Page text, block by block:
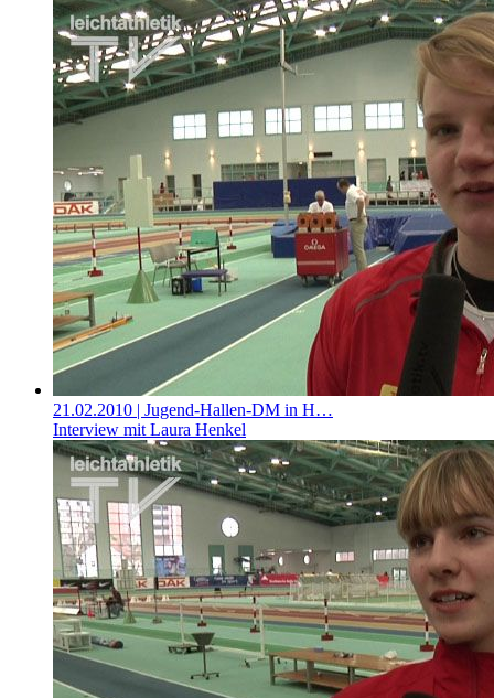
21.02.2010 | Jugend-Hallen-DM in H…
Interview mit Laura Henkel